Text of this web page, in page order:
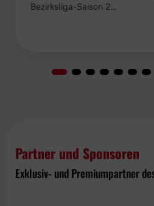
Bezirksliga-Saison 2…
Partner und Sponsoren
Exklusiv- und Premiumpartner